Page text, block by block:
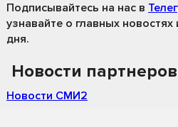
Подписывайтесь на нас в
узнавайте о главных
дня.
Новости партнеров
Новости СМИ2